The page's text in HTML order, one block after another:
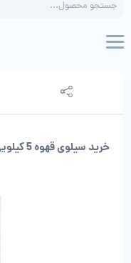
محصولات
خرید سیلوی قهوه 5 کیلویی رو میزی